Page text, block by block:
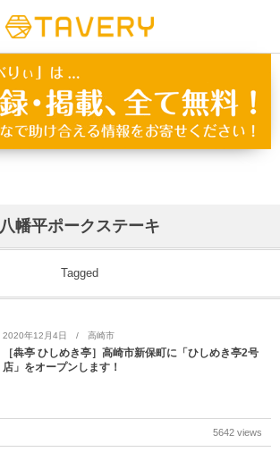
八幡平ポークステーキ
Tagged
2020年12月4日 高崎市
［犇亭 ひしめき亭］高崎市新保町に「ひしめき亭2号
店」をオープンします！
5642 views